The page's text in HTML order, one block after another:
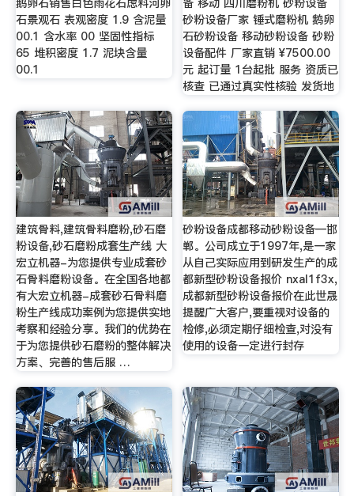
鹅卵石销售白色雨花石虑料河卵
石景观石 表观密度 1.9 含泥量
00.1 含水率 00 坚固性指标
65 堆积密度 1.7 泥块含量
00.1
备 移动 四川磨粉机 砂粉设备
砂粉设备厂家 锤式磨粉机 鹅卵
石砂粉设备 移动砂粉设备 砂粉
设备配件 厂家直销 ¥7500.00
元 起订量 1台起批 服务 资质已
核查 已通过真实性核验 发货地
建筑骨料,建筑骨料磨粉,砂石磨
粉设备,砂石磨粉成套生产线 大
宏立机器-为您提供专业成套砂
石骨料磨粉设备。在全国各地都
有大宏立机器-成套砂石骨料磨
粉生产线成功案例为您提供实地
考察和经验分享。我们的优势在
于为您提供砂石磨粉的整体解决
方案、完善的售后服 …
砂粉设备成都移动砂粉设备—邯
郸。公司成立于1997年,是一家
从自己实际应用到研发生产的成
都新型砂粉设备报价 nxaI1f3x,
成都新型砂粉设备报价在此世晟
提醒广大客户,要重视对设备的
检修,必须定期仔细检查,对没有
使用的设备一定进行封存